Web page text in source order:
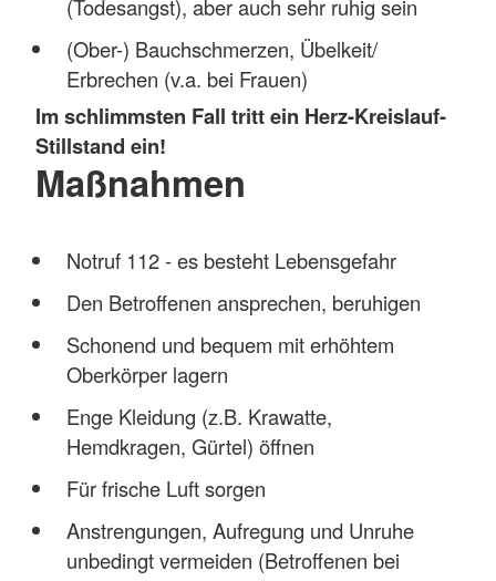
(Todesangst), aber auch sehr ruhig sein
(Ober-) Bauchschmerzen, Übelkeit/
Erbrechen (v.a. bei Frauen)
Im schlimmsten Fall tritt ein Herz-Kreislauf-
Stillstand ein!
Maßnahmen
Notruf 112 - es besteht Lebensgefahr
Den Betroffenen ansprechen, beruhigen
Schonend und bequem mit erhöhtem
Oberkörper lagern
Enge Kleidung (z.B. Krawatte,
Hemdkragen, Gürtel) öffnen
Für frische Luft sorgen
Anstrengungen, Aufregung und Unruhe
unbedingt vermeiden (Betroffenen bei